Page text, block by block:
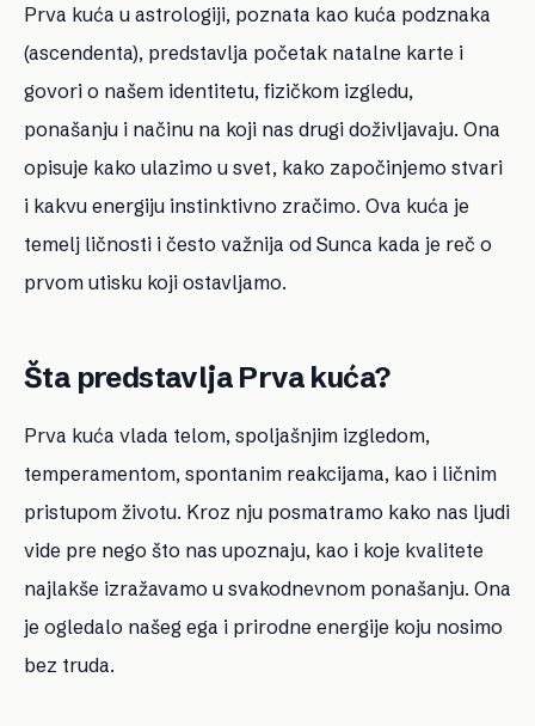
Prva kuća u astrologiji, poznata kao kuća podznaka
(ascendenta), predstavlja početak natalne karte i
govori o našem identitetu, fizičkom izgledu,
ponašanju i načinu na koji nas drugi doživljavaju. Ona
opisuje kako ulazimo u svet, kako započinjemo stvari
i kakvu energiju instinktivno zračimo. Ova kuća je
temelj ličnosti i često važnija od Sunca kada je reč o
prvom utisku koji ostavljamo.
Šta predstavlja Prva kuća?
Prva kuća vlada telom, spoljašnjim izgledom,
temperamentom, spontanim reakcijama, kao i ličnim
pristupom životu. Kroz nju posmatramo kako nas ljudi
vide pre nego što nas upoznaju, kao i koje kvalitete
najlakše izražavamo u svakodnevnom ponašanju. Ona
je ogledalo našeg ega i prirodne energije koju nosimo
bez truda.